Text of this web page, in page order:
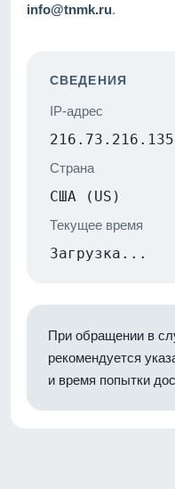
info@tnmk.ru.
СВЕДЕНИЯ
IP-адрес
216.73.216.135
Страна
США (US)
Текущее время
Загрузка...
При обращении в
рекомендуется
и время попытки